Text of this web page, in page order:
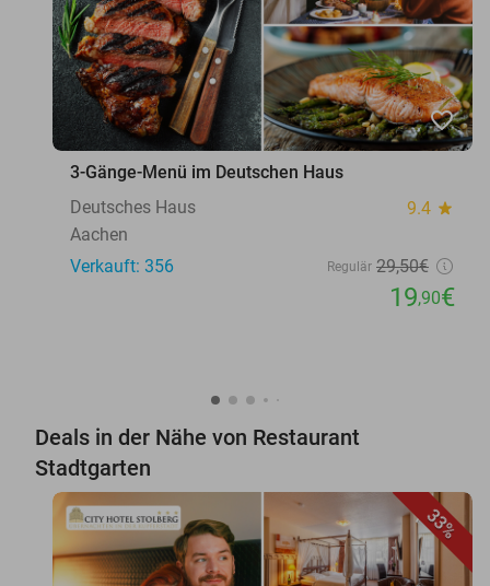
favorite_border
3-Gänge-Menü im Deutschen Haus
Deutsches Haus
9.4 star
Aachen
Verkauft: 356
Regulär 29,50€
19,90€
Deals in der Nähe von Restaurant
Stadtgarten
33%